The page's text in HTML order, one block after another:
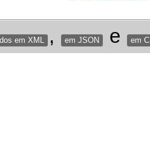
em XML , em JSON e em